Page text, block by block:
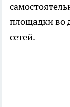
площадки во
сетей.